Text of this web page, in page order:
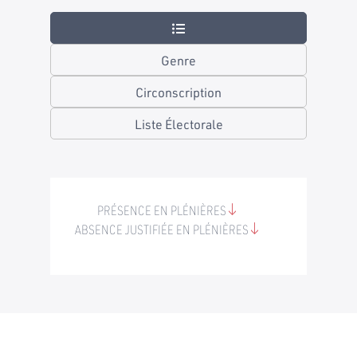
Genre
Circonscription
Liste Électorale
PRÉSENCE EN PLÉNIÈRES
ABSENCE JUSTIFIÉE EN PLÉNIÈRES